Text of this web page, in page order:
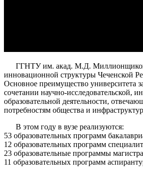
ГГНТУ им. акад. М.Д.
инновационной структуры Чеченской
Основное преимущество университета
сочетании научно-исследовательской,
образовательной деятельности,
потребностям общества и
В этом году в вузе реализуются:
53 образовательных программ
12 образовательных программ
23 образовательные программы
11 образовательных программ